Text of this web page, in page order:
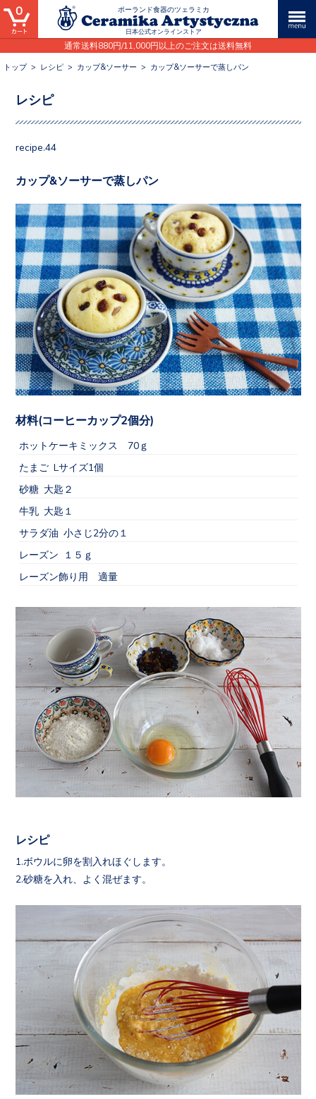
ポーランド食器のツェラミカ
日本公式オンラインストア
通常送料880円/11,000円以上のご注文は送料無料
0
トップ> レシピ > カップ&ソーサー > カップ&ソーサーで蒸しパン
レシピ
recipe.44
カップ&ソーサーで蒸しパン
材料(コーヒーカップ2個分)
ホットケーキミックス 70ｇ
たまご Lサイズ1個
砂糖 大匙２
牛乳 大匙１
サラダ油 小さじ2分の１
レーズン １５ｇ
レーズン飾り用 適量
レシピ
1.ボウルに卵を割入れほぐします。
2.砂糖を入れ、よく混ぜます。